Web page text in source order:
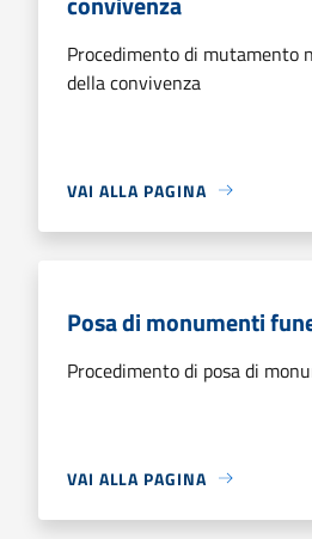
Procedimento di mutamento
della convivenza
VAI ALLA PAGINA
Posa di monumenti
Procedimento di posa di
VAI ALLA PAGINA